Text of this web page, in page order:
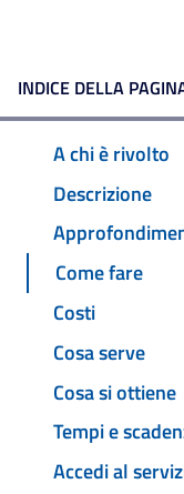
INDICE DELLA
A chi è rivolto
Descrizione
Come fare
Costi
Cosa serve
Cosa si ottiene
Tempi e
Accedi al